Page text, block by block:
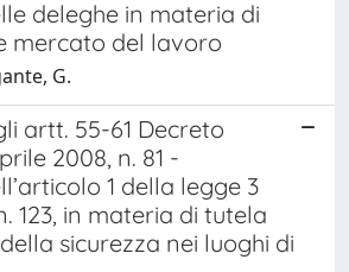
deleghe in materia di
mercato del lavoro
G.
artt. 55-61 Decreto
2008, n. 81 -
1 della legge 3
123, in materia di tutela
sicurezza nei luoghi di